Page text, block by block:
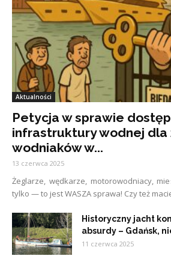
Aktualności
Petycja w sprawie
infrastruktury wodnej dla
wodniaków w...
13 czerwca 2025
Żeglarze, wędkarze, motorowodniacy,
tylko — to jest WASZA sprawa! Czy też
Historyczny jacht
absurdy – Gdańsk,
11 czerwca 2025